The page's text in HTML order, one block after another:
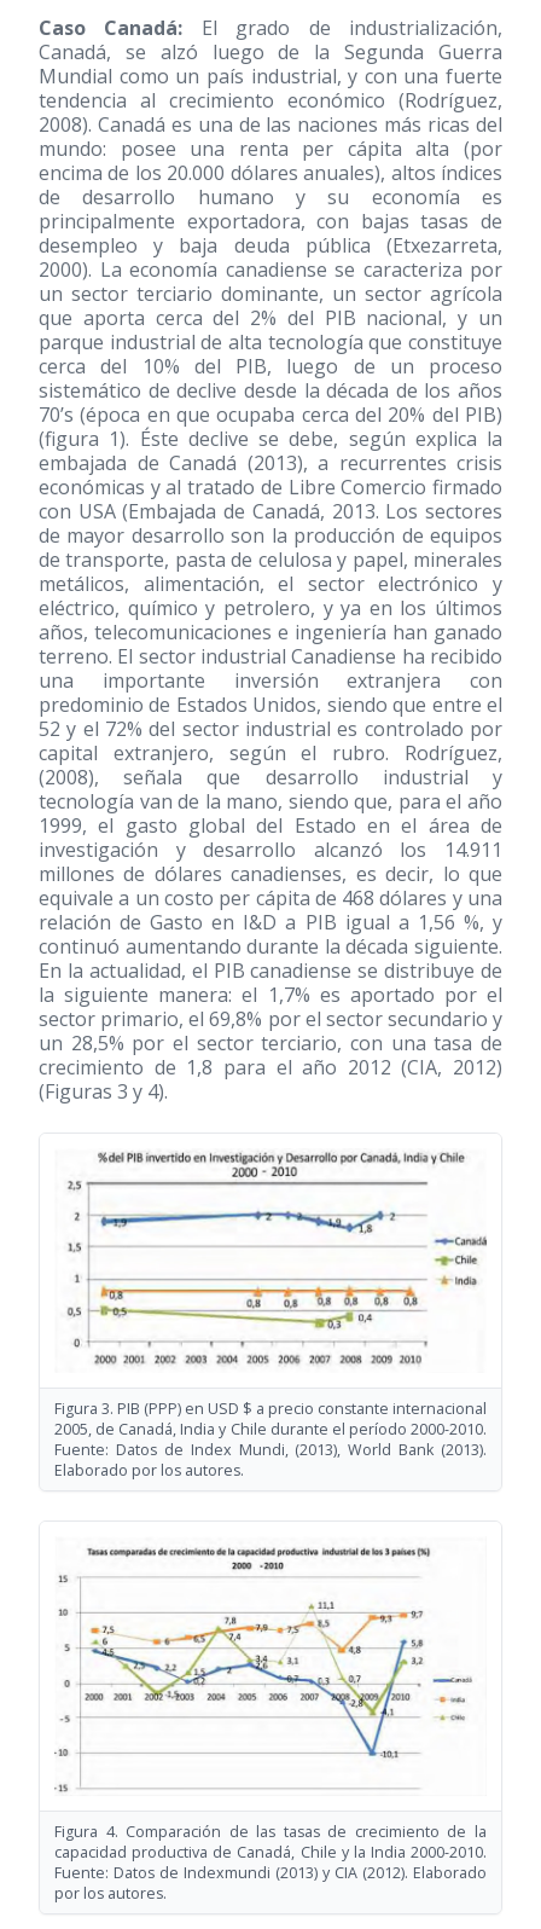
Caso Canadá: El grado de industrialización,
Canadá, se alzó luego de la Segunda Guerra
Mundial como un país industrial, y con una fuerte
tendencia al crecimiento económico (Rodríguez,
2008). Canadá es una de las naciones más ricas del
mundo: posee una renta per cápita alta (por
encima de los 20.000 dólares anuales), altos índices
de desarrollo humano y su economía es
principalmente exportadora, con bajas tasas de
desempleo y baja deuda pública (Etxezarreta,
2000). La economía canadiense se caracteriza por
un sector terciario dominante, un sector agrícola
que aporta cerca del 2% del PIB nacional, y un
parque industrial de alta tecnología que constituye
cerca del 10% del PIB, luego de un proceso
sistemático de declive desde la década de los años
70’s (época en que ocupaba cerca del 20% del PIB)
(figura 1). Éste declive se debe, según explica la
embajada de Canadá (2013), a recurrentes crisis
económicas y al tratado de Libre Comercio firmado
con USA (Embajada de Canadá, 2013. Los sectores
de mayor desarrollo son la producción de equipos
de transporte, pasta de celulosa y papel, minerales
metálicos, alimentación, el sector electrónico y
eléctrico, químico y petrolero, y ya en los últimos
años, telecomunicaciones e ingeniería han ganado
terreno. El sector industrial Canadiense ha recibido
una importante inversión extranjera con
predominio de Estados Unidos, siendo que entre el
52 y el 72% del sector industrial es controlado por
capital extranjero, según el rubro. Rodríguez,
(2008), señala que desarrollo industrial y
tecnología van de la mano, siendo que, para el año
1999, el gasto global del Estado en el área de
investigación y desarrollo alcanzó los 14.911
millones de dólares canadienses, es decir, lo que
equivale a un costo per cápita de 468 dólares y una
relación de Gasto en I&D a PIB igual a 1,56 %, y
continuó aumentando durante la década siguiente.
En la actualidad, el PIB canadiense se distribuye de
la siguiente manera: el 1,7% es aportado por el
sector primario, el 69,8% por el sector secundario y
un 28,5% por el sector terciario, con una tasa de
crecimiento de 1,8 para el año 2012 (CIA, 2012)
(Figuras 3 y 4).
Figura 3. PIB (PPP) en USD $ a precio constante internacional
2005, de Canadá, India y Chile durante el período 2000-2010.
Fuente: Datos de Index Mundi, (2013), World Bank (2013).
Elaborado por los autores.
Figura 4. Comparación de las tasas de crecimiento de la
capacidad productiva de Canadá, Chile y la India 2000-2010.
Fuente: Datos de Indexmundi (2013) y CIA (2012). Elaborado
por los autores.